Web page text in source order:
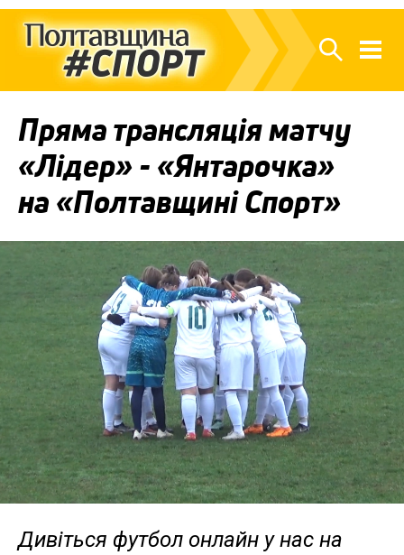
Пряма трансляція матчу
«Лідер» - «Янтарочка»
на «Полтавщині Спорт»
Дивіться футбол онлайн у нас на